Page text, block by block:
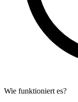
Wie funktioniert es?